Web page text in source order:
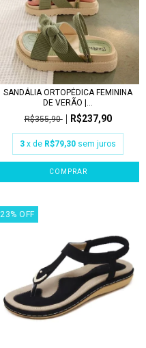
SANDÁLIA ORTOPÉDICA FEMININA
DE VERÃO |...
R$355,90
R$237,90
3 x de R$79,30 sem juros
COMPRAR
23% OFF